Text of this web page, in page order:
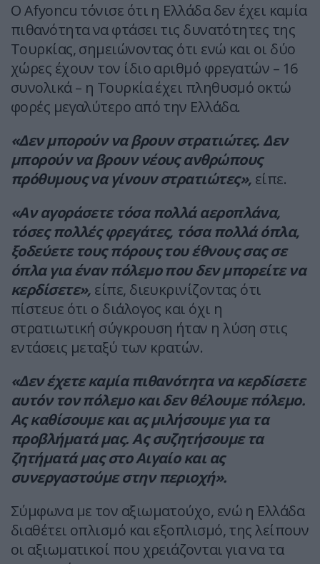
Ο Afyoncu τόνισε ότι η Ελλάδα δεν έχει καμία
πιθανότητα να φτάσει τις δυνατότητες της
Τουρκίας, σημειώνοντας ότι ενώ και οι δύο
χώρες έχουν τον ίδιο αριθμό φρεγατών – 16
συνολικά – η Τουρκία έχει πληθυσμό οκτώ
φορές μεγαλύτερο από την Ελλάδα.
«Δεν μπορούν να βρουν στρατιώτες. Δεν
μπορούν να βρουν νέους ανθρώπους
πρόθυμους να γίνουν στρατιώτες», είπε.
«Αν αγοράσετε τόσα πολλά αεροπλάνα,
τόσες πολλές φρεγάτες, τόσα πολλά όπλα,
ξοδεύετε τους πόρους του έθνους σας σε
όπλα για έναν πόλεμο που δεν μπορείτε να
κερδίσετε», είπε, διευκρινίζοντας ότι
πίστευε ότι ο διάλογος και όχι η
στρατιωτική σύγκρουση ήταν η λύση στις
εντάσεις μεταξύ των κρατών.
«Δεν έχετε καμία πιθανότητα να κερδίσετε
αυτόν τον πόλεμο και δεν θέλουμε πόλεμο.
Ας καθίσουμε και ας μιλήσουμε για τα
προβλήματά μας. Ας συζητήσουμε τα
ζητήματά μας στο Αιγαίο και ας
συνεργαστούμε στην περιοχή».
Σύμφωνα με τον αξιωματούχο, ενώ η Ελλάδα
διαθέτει οπλισμό και εξοπλισμό, της λείπουν
οι αξιωματικοί που χρειάζονται για να τα